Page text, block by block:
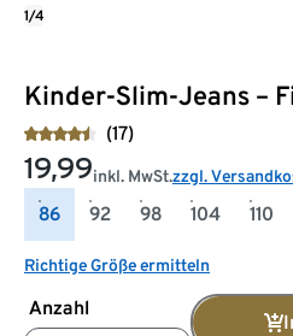
Kinder-Slim-Jeans –
(17)
19,99inkl. MwSt.zzgl.
86 92 98 104 110
Richtige Größe ermitteln
Anzahl
1/4